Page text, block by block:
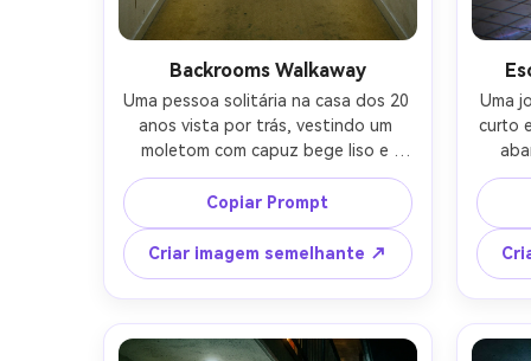
Backrooms Walkaway
Uma pessoa solitária na casa dos 20
anos vista por trás, vestindo um
moletom com capuz bege liso e
jeans escuros, andando lentamente
através de um labirinto interminável
de corredores de carpete de
escritório amarelado com painéis de
teto fluorescentes zumbindo,
paredes ligeiramente manchadas,
manchas úmidas sutis, vazio
inquietante, fotografado em Sony
Copiar Prompt
Criar imagem semelhante ↗
Uma
curto
tênis
atrás
neon
tirado